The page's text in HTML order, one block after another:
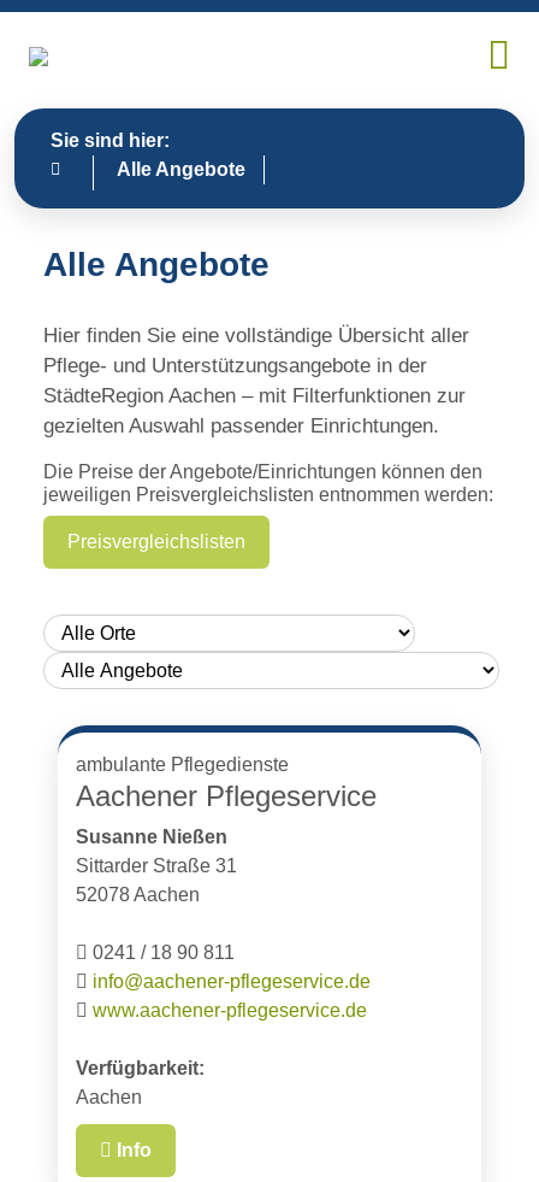
Sie sind hier:
Alle Angebote
Alle Angebote
Hier finden Sie eine vollständige Übersicht aller
Pflege- und Unterstützungsangebote in der
StädteRegion Aachen – mit Filterfunktionen zur
gezielten Auswahl passender Einrichtungen.
Die Preise der Angebote/Einrichtungen können den
jeweiligen Preisvergleichslisten entnommen werden:
Preisvergleichslisten
ambulante Pflegedienste
Aachener Pflegeservice
Susanne Nießen
Sittarder Straße 31
52078 Aachen
0241 / 18 90 811
info@aachener-pflegeservice.de
www.aachener-pflegeservice.de
Verfügbarkeit:
Aachen
Info